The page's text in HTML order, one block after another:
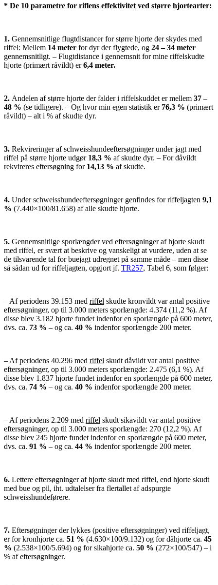
* De 10 parametre for riflens effektivitet ved større hjortearter:
1. Gennemsnitlige flugtdistancer for større hjorte der skydes med
riffel: Mellem 14 meter for dyr der flygtede, og 24 – 34 meter
gennemsnitligt. – Flugtdistance i gennemsnit for mine riffelskudte
hjorte (primært råvildt) er6,4 meter.
2. Andelen af større hjorte der falder i riffelskuddet er mellem 37 –
48 % (se tidligere). – Og hvor min egen statistik er 76,3 % (primært
råvildt) – alt i % af skudte dyr.
3. Rekvireringer af schweisshundeeftersøgninger under jagt med
riffel på større hjorte udgør 18,3 % af skudte dyr. – For dåvildt
rekvireres eftersøgning for 14,13 % af skudte.
4. Under schweisshundeeftersøgninger genfindes for riffeljagten 9,1
% (7.440×100/81.658) af alle skudte hjorte.
5. Gennemsnitlige sporlængder ved eftersøgninger af hjorte skudt
med riffel, er svært at beskrive og vanskeligt at vurdere, uden at se
de tilsvarende tal for buejagt udregnet på samme måde – men disse
så sådan ud for riffeljagten, opgjort jf. TR257, Tabel 6, som følger:
– Af periodens 39.153 med riffel skudte kronvildt var antal positive
eftersøgninger, op til 3.000 meters sporlængde: 4.374 (11,2 %). Af
disse blev 3.182 hjorte fundet indenfor en sporlængde på 600 meter,
dvs. ca. 73 % – og ca. 40 % indenfor sporlængde 200 meter.
– Af periodens 40.296 med riffel skudt dåvildt var antal positive
eftersøgninger, op til 3.000 meters sporlængde: 2.475 (6,1 %). Af
disse blev 1.837 hjorte fundet indenfor en sporlængde på 600 meter,
dvs. ca. 74 % – og ca. 40 % indenfor sporlængde 200 meter.
– Af periodens 2.209 med riffel skudt sikavildt var antal positive
eftersøgninger, op til 3.000 meters sporlængde: 270 (12,2 %). Af
disse blev 245 hjorte fundet indenfor en sporlængde på 600 meter,
dvs. ca. 91 % – og ca. 44 % indenfor sporlængde 200 meter.
6. Lettere eftersøgninger af hjorte skudt med riffel, end hjorte skudt
med bue og pil, iht. udtalelser fra flertallet af adspurgte
schweisshundeførere.
7. Eftersøgninger der lykkes (positive eftersøgninger) ved riffeljagt,
er for kronhjorte ca. 51 % (4.630×100/9.132) og for dåhjorte ca. 45
% (2.538×100/5.694) og for sikahjorte ca. 50 % (272×100/547) – i
% af eftersøgninger.